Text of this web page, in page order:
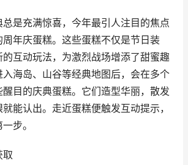
是充满惊喜，今年最引人注目的焦点
年庆蛋糕。这些蛋糕不仅是节日装
互动玩法，为激烈战场增添了甜蜜趣
海岛、山谷等经典地图后，会在多个
醒目的庆典蛋糕。它们造型华丽，散发
能认出。走近蛋糕便触发互动提示，
步。
取